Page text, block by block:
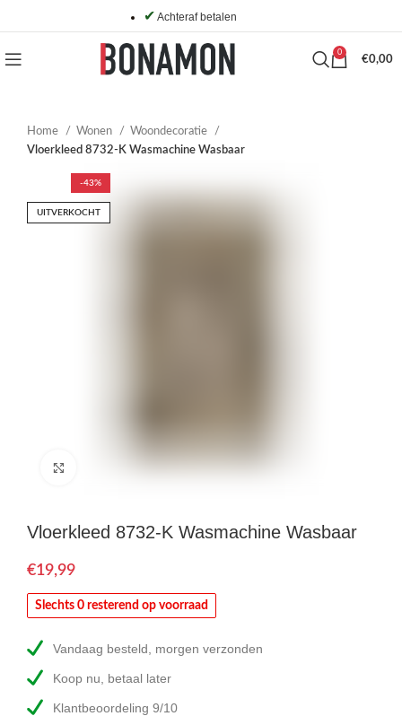
✔ Achteraf betalen
0
€0,00
Home Wonen
Woondecoratie
Vloerkleed 8732-K Wasmachine Wasbaar
-43%
UITVERKOCHT
Vloerkleed 8732-K Wasmachine Wasbaar
€
Slechts 0 resterend op voorraad
Vandaag besteld, morgen verzonden
Koop nu, betaal later
Klantbeoordeling 9/10